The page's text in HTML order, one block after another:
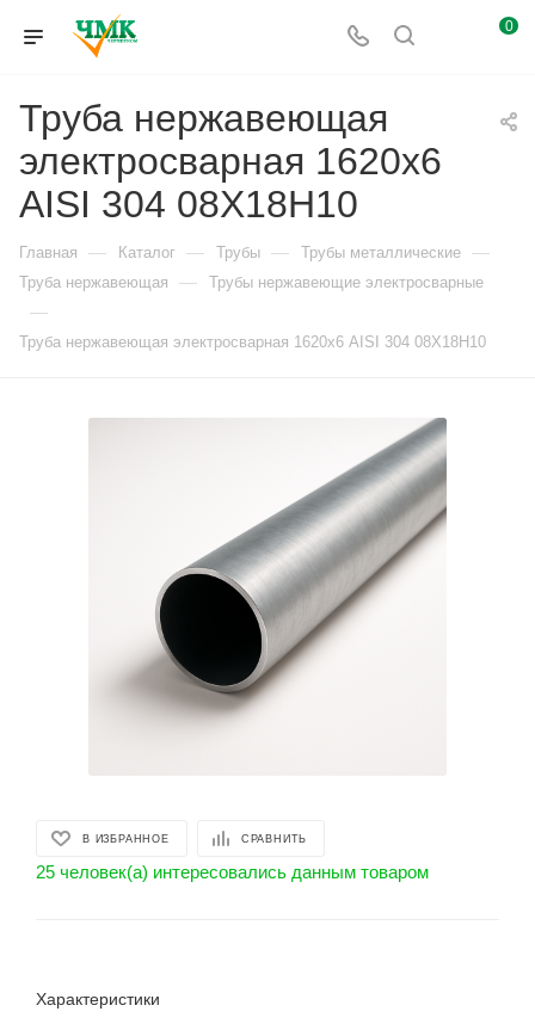
0
Труба нержавеющая
электросварная 1620х6
AISI 304 08Х18Н10
Главная — Каталог — Трубы — Трубы металлические —
Труба нержавеющая — Трубы нержавеющие электросварные
—
Труба нержавеющая электросварная 1620х6 AISI 304 08Х18Н10
В ИЗБРАННОЕ СРАВНИТЬ
25 человек(а) интересовались данным товаром
Характеристики